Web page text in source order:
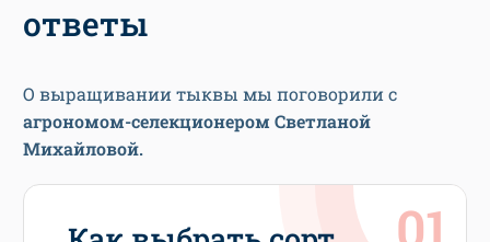
ответы
О выращивании тыквы мы поговорили с
агрономом-селекционером Светланой
Михайловой.